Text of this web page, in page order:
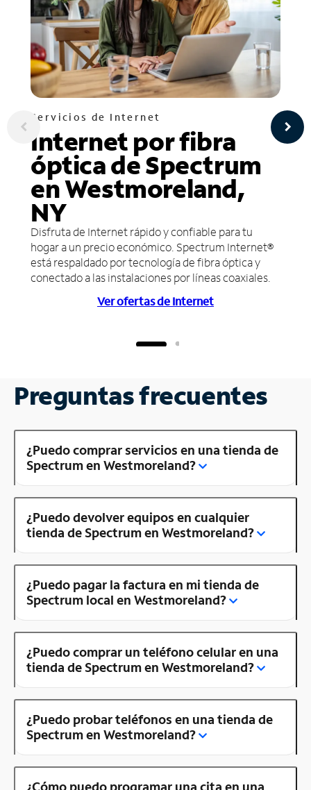
Servicios de Internet
Internet por fibra
óptica de Spectrum
en Westmoreland,
NY
Disfruta de Internet rápido y confiable para tu
hogar a un precio económico. Spectrum Internet®
está respaldado por tecnología de fibra óptica y
conectado a las instalaciones por líneas coaxiales.
Ver ofertas de Internet
Preguntas frecuentes
¿Puedo comprar servicios en una tienda de
Spectrum en Westmoreland?
¿Puedo devolver equipos en cualquier
tienda de Spectrum en Westmoreland?
¿Puedo pagar la factura en mi tienda de
Spectrum local en Westmoreland?
¿Puedo comprar un teléfono celular en una
tienda de Spectrum en Westmoreland?
¿Puedo probar teléfonos en una tienda de
Spectrum en Westmoreland?
¿Cómo puedo programar una cita en una